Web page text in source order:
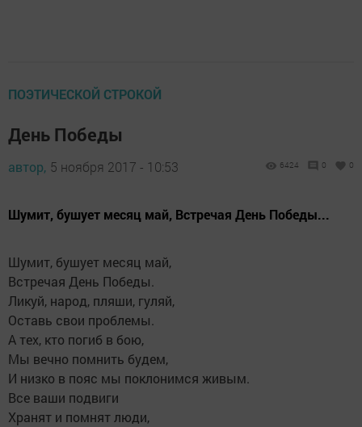
ПОЭТИЧЕСКОЙ СТРОКОЙ
День Победы
автор, 5 ноября 2017 - 10:53 6424 0 0
Шумит, бушует месяц май, Встречая День Победы...
Шумит, бушует месяц май,
Встречая День Победы.
Ликуй, народ, пляши, гуляй,
Оставь свои проблемы.
А тех, кто погиб в бою,
Мы вечно помнить будем,
И низко в пояс мы поклонимся живым.
Все ваши подвиги
Хранят и помнят люди,